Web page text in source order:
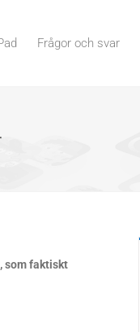
Frågor och svar
som faktiskt